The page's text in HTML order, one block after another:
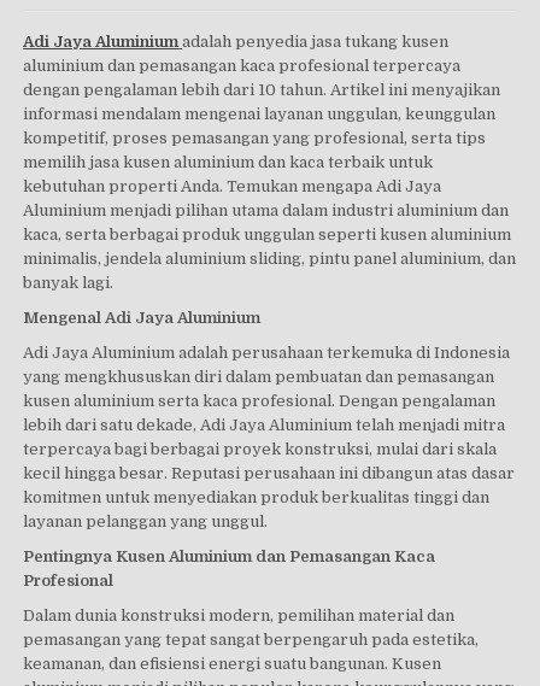
Adi Jaya Aluminium adalah penyedia jasa tukang kusen
aluminium dan pemasangan kaca profesional terpercaya
dengan pengalaman lebih dari 10 tahun. Artikel ini menyajikan
informasi mendalam mengenai layanan unggulan, keunggulan
kompetitif, proses pemasangan yang profesional, serta tips
memilih jasa kusen aluminium dan kaca terbaik untuk
kebutuhan properti Anda. Temukan mengapa Adi Jaya
Aluminium menjadi pilihan utama dalam industri aluminium dan
kaca, serta berbagai produk unggulan seperti kusen aluminium
minimalis, jendela aluminium sliding, pintu panel aluminium, dan
banyak lagi.
Mengenal Adi Jaya Aluminium
Adi Jaya Aluminium adalah perusahaan terkemuka di Indonesia
yang mengkhususkan diri dalam pembuatan dan pemasangan
kusen aluminium serta kaca profesional. Dengan pengalaman
lebih dari satu dekade, Adi Jaya Aluminium telah menjadi mitra
terpercaya bagi berbagai proyek konstruksi, mulai dari skala
kecil hingga besar. Reputasi perusahaan ini dibangun atas dasar
komitmen untuk menyediakan produk berkualitas tinggi dan
layanan pelanggan yang unggul.
Pentingnya Kusen Aluminium dan Pemasangan Kaca
Profesional
Dalam dunia konstruksi modern, pemilihan material dan
pemasangan yang tepat sangat berpengaruh pada estetika,
keamanan, dan efisiensi energi suatu bangunan. Kusen